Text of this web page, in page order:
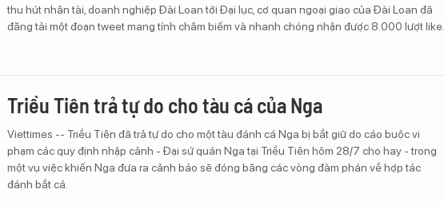
thu hút nhân tài, doanh nghiệp Đài Loan tới Đại lục, cơ quan ngoại giao của Đài Loan đã
đăng tải một đoạn tweet mang tính châm biếm và nhanh chóng nhận được 8.000 lượt like.
Triều Tiên trả tự do cho tàu cá của Nga
Viettimes -- Triều Tiên đã trả tự do cho một tàu đánh cá Nga bị bắt giữ do cáo buộc vi
phạm các quy định nhập cảnh - Đại sứ quán Nga tại Triều Tiên hôm 28/7 cho hay - trong
một vụ việc khiến Nga đưa ra cảnh báo sẽ đóng băng các vòng đàm phán về hợp tác
đánh bắt cá.